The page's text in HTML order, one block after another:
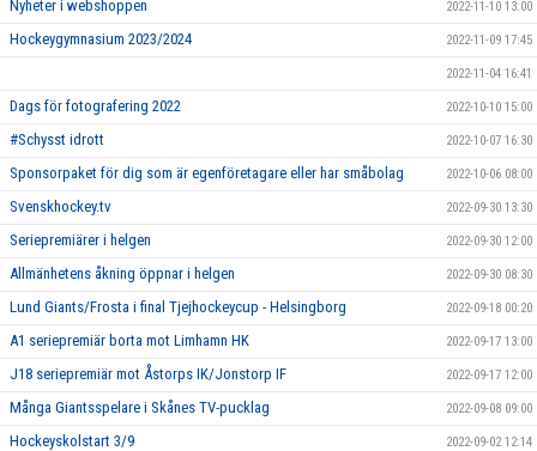
Nyheter i webshoppen 2022-11-10 13:00
Hockeygymnasium 2023/2024 2022-11-09 17:45
2022-11-04 16:41
Dags för fotografering 2022 2022-10-10 15:00
#Schysst idrott 2022-10-07 16:30
Sponsorpaket för dig som är egenföretagare eller har småbolag 2022-10-06 08:00
Svenskhockey.tv 2022-09-30 13:30
Seriepremiärer i helgen 2022-09-30 12:00
Allmänhetens åkning öppnar i helgen 2022-09-30 08:30
Lund Giants/Frosta i final Tjejhockeycup - Helsingborg 2022-09-18 00:20
A1 seriepremiär borta mot Limhamn HK 2022-09-17 13:00
J18 seriepremiär mot Åstorps IK/Jonstorp IF 2022-09-17 12:00
Många Giantsspelare i Skånes TV-pucklag 2022-09-08 09:00
Hockeyskolstart 3/9 2022-09-02 12:14